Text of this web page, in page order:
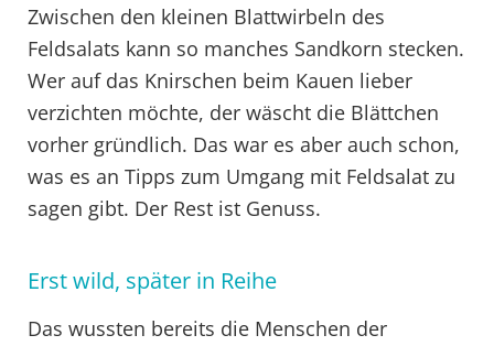
Zwischen den kleinen Blattwirbeln des
Feldsalats kann so manches Sandkorn stecken.
Wer auf das Knirschen beim Kauen lieber
verzichten möchte, der wäscht die Blättchen
vorher gründlich. Das war es aber auch schon,
was es an Tipps zum Umgang mit Feldsalat zu
sagen gibt. Der Rest ist Genuss.
Erst wild, später in Reihe
Das wussten bereits die Menschen der